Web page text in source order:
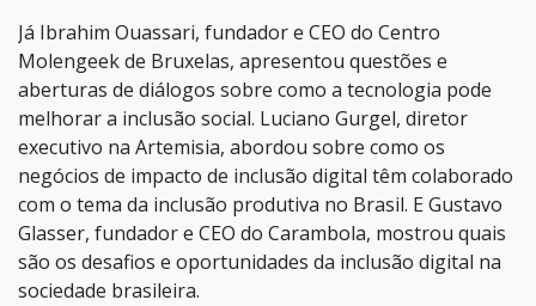
Já Ibrahim Ouassari, fundador e CEO do Centro
Molengeek de Bruxelas, apresentou questões e
aberturas de diálogos sobre como a tecnologia pode
melhorar a inclusão social. Luciano Gurgel, diretor
executivo na Artemisia, abordou sobre como os
negócios de impacto de inclusão digital têm colaborado
com o tema da inclusão produtiva no Brasil. E Gustavo
Glasser, fundador e CEO do Carambola, mostrou quais
são os desafios e oportunidades da inclusão digital na
sociedade brasileira.